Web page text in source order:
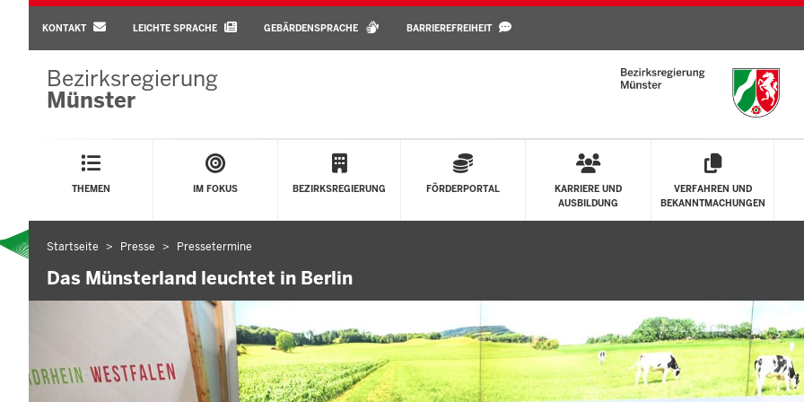
SPRACHEN
KONTAKT LEICHTE SPRACHE GEBÄRDENSPRACHE BARRIEREFREIHEIT
Bezirksregierung
Münster
THEMEN IM FOKUS BEZIRKSREGIERUNG FÖRDERPORTAL
KARRIERE UND
AUSBILDUNG
VERFAHREN UND
BEKANNTMACHUNGEN
Sie
befinden
Startseite Presse Pressetermine
Das Münsterland leuchtet in Berlin